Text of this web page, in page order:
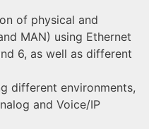
of physical and
MAN) using Ethernet
6, as well as different
different environments,
and Voice/IP